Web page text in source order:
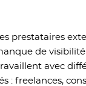
prestataires
de visibilité
avec
: freelances,